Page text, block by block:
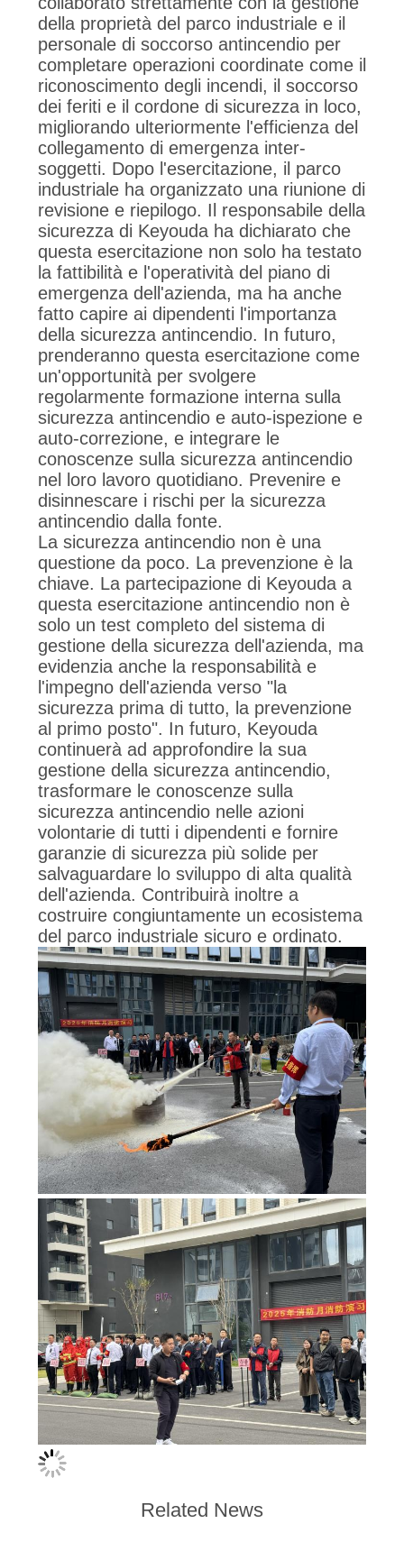
della proprietà del parco industriale e il
personale di soccorso antincendio per
completare operazioni coordinate come il
riconoscimento degli incendi, il soccorso
dei feriti e il cordone di sicurezza in loco,
migliorando ulteriormente l'efficienza del
collegamento di emergenza inter-
soggetti. Dopo l'esercitazione, il parco
industriale ha organizzato una riunione di
revisione e riepilogo. Il responsabile della
sicurezza di Keyouda ha dichiarato che
questa esercitazione non solo ha testato
la fattibilità e l'operatività del piano di
emergenza dell'azienda, ma ha anche
fatto capire ai dipendenti l'importanza
della sicurezza antincendio. In futuro,
prenderanno questa esercitazione come
un'opportunità per svolgere
regolarmente formazione interna sulla
sicurezza antincendio e auto-ispezione e
auto-correzione, e integrare le
conoscenze sulla sicurezza antincendio
nel loro lavoro quotidiano. Prevenire e
disinnescare i rischi per la sicurezza
antincendio dalla fonte.
La sicurezza antincendio non è una
questione da poco. La prevenzione è la
chiave. La partecipazione di Keyouda a
questa esercitazione antincendio non è
solo un test completo del sistema di
gestione della sicurezza dell'azienda, ma
evidenzia anche la responsabilità e
l'impegno dell'azienda verso "la
sicurezza prima di tutto, la prevenzione
al primo posto". In futuro, Keyouda
continuerà ad approfondire la sua
gestione della sicurezza antincendio,
trasformare le conoscenze sulla
sicurezza antincendio nelle azioni
volontarie di tutti i dipendenti e fornire
garanzie di sicurezza più solide per
salvaguardare lo sviluppo di alta qualità
dell'azienda. Contribuirà inoltre a
costruire congiuntamente un ecosistema
del parco industriale sicuro e ordinato.